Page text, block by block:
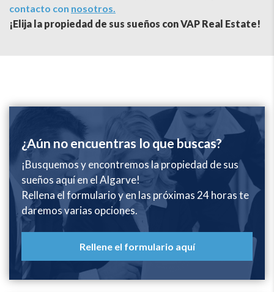
contacto con nosotros.
¡Elija la propiedad de sus sueños con VAP Real Estate!
¿Aún no encuentras lo que buscas?
¡Busquemos y encontremos la propiedad de sus
sueños aquí en el Algarve!
Rellena el formulario y en las próximas 24 horas te
daremos varias opciones.
Rellene el formulario aquí